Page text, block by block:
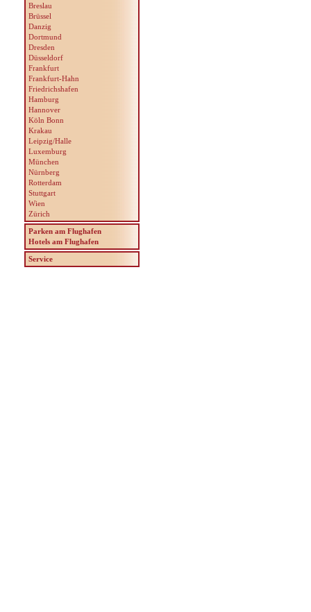
Breslau
Brüssel
Danzig
Dortmund
Dresden
Düsseldorf
Frankfurt
Frankfurt-Hahn
Friedrichshafen
Hamburg
Hannover
Köln Bonn
Krakau
Leipzig/Halle
Luxemburg
München
Nürnberg
Rotterdam
Stuttgart
Wien
Zürich
Parken am Flughafen
Hotels am Flughafen
Service